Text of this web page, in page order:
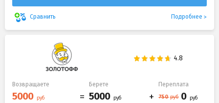
Сравнить Подробнее
Возвращаете Берете Переплата